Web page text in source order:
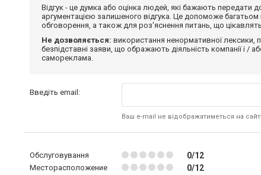
Відгук - це думка або оцінка людей, які бажають
аргументацією залишеного відгука. Це допоможе
обговорення, а також для роз'яснення питань, що
Не дозволяється: використання ненормативної лексики,
безпідставні заяви, що ображають діяльність компанії і /
самореклама.
Введіть email:
Ваш e-mail не відображатиметься на сайті
Обслуговування 0/12
Месторасположение 0/12